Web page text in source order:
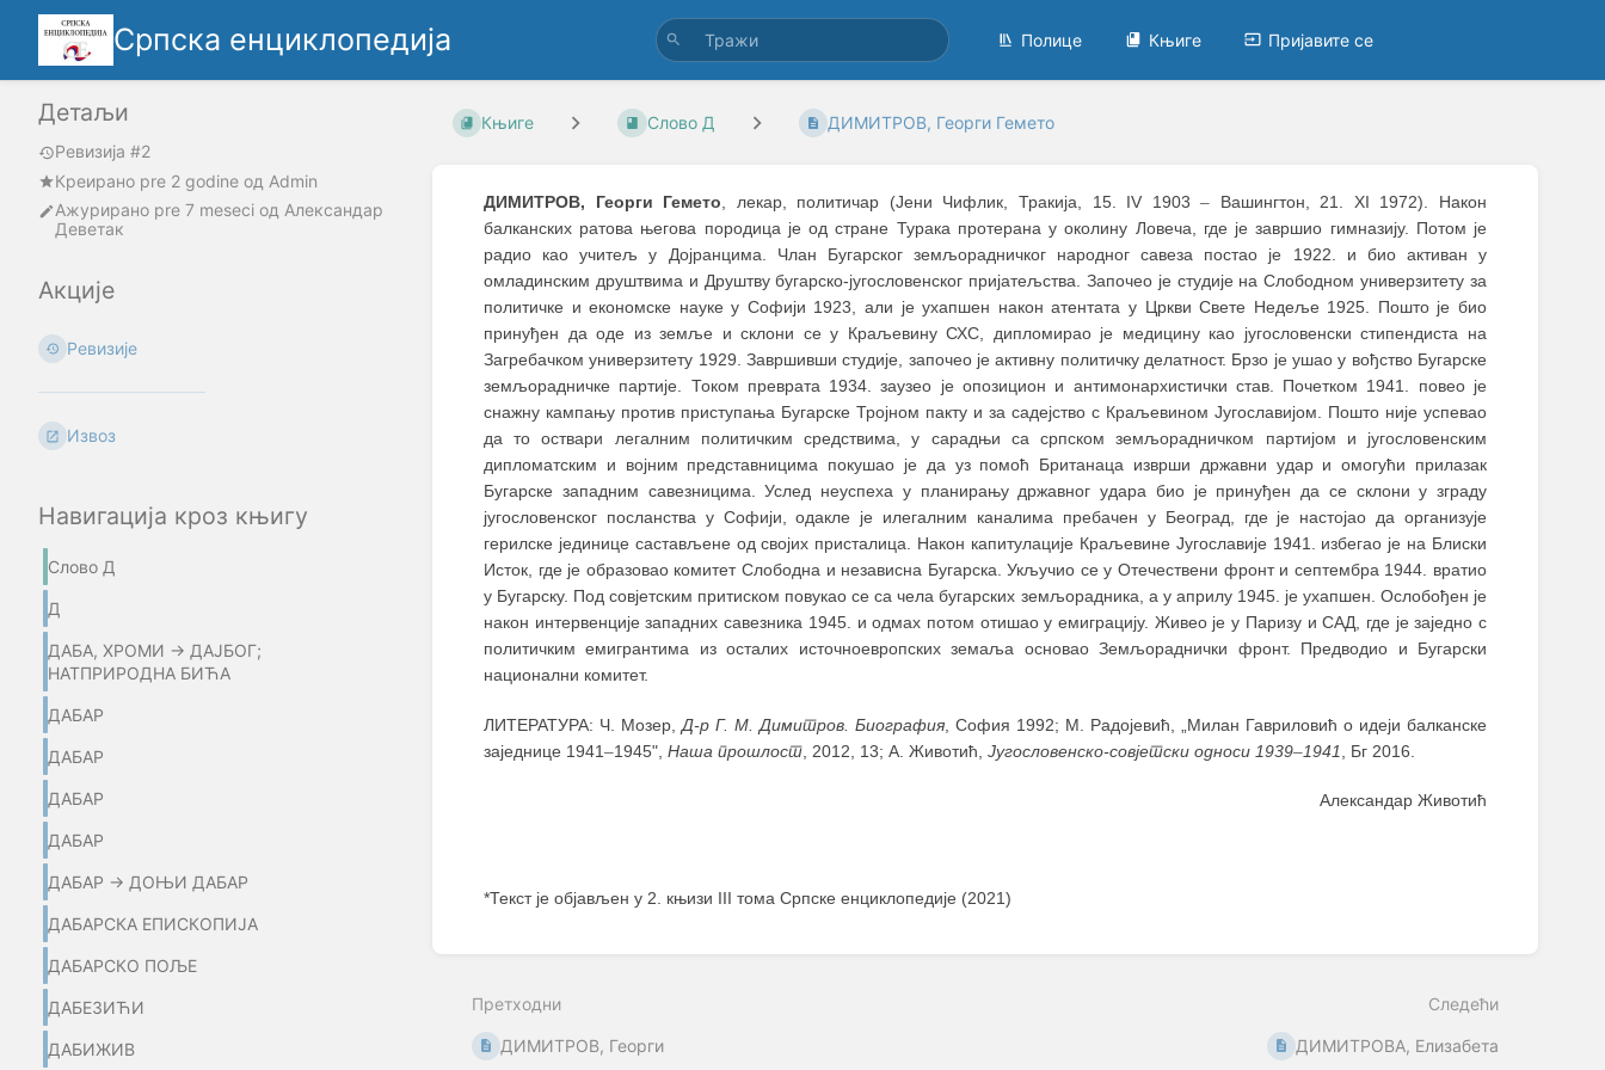
Српска енциклопедија Полице Књиге Пријавите се
Детаљи
Ревизија #2
Креирано pre 2 godine oд Admin
Ажурирано pre 7 meseci од Александар
Деветак
Акције
Ревизије
Извоз
Навигација кроз књигу
Слово Д
Д
ДАБА, ХРОМИ → ДАЈБОГ;
НАТПРИРОДНА БИЋА
ДАБАР
ДАБАР
ДАБАР
ДАБАР
ДАБАР → ДОЊИ ДАБАР
ДАБАРСКА ЕПИСКОПИЈА
ДАБАРСКО ПОЉЕ
ДАБЕЗИЋИ
ДАБИЖИВ
Књиге Слово Д ДИМИТРОВ, Георги Гемето
ДИМИТРОВ, Георги Гемето, лекар, политичар (Јени Чифлик, Тракија, 15. IV 1903– Вашингтон, 21. XI 1972). Након
балканских ратова његова породица је од стране Турака протерана у околину Ловеча, где је завршио гимназију. Потом je
радио као учитељ у Дојранцима. Члан Бугарског земљорадничког народног савеза постао je 1922. и био активан у
омладинским друштвима и Друштву бугарско-југословенског пријатељства. Започео је студије на Слободном универзитету за
политичке и економске науке у Софији 1923, али је ухапшен након атентата у Цркви Свете Недеље 1925. Пошто је био
принуђен да оде из земље и склони се у Краљевину СХС, дипломирао је медицину као југословенски стипендиста на
Загребачком универзитету 1929. Завршивши студије, започео је активну политичку делатност. Брзо је ушао у вођство Бугарске
земљорадничке партије. Током преврата 1934. заузео је опозицион и антимонархистички став. Почетком 1941. повео је
снажну кампању против приступања Бугарске Тројном пакту и за садејство с Краљевином Југославијом. Пошто није успевао
да то оствари легалним политичким средствима, у сарадњи са српском земљорадничком партијом и југословенским
дипломатским и војним представницима покушао је да уз помоћ Британаца изврши државни удар и омогући прилазак
Бугарске западним савезницима. Услед неуспеха у планирању државног удара био је принуђен да се склони у зграду
југословенског посланства у Софији, одакле је илегалним каналима пребачен у Београд, где је настојао да организује
герилске јединице састављене од својих присталица. Након капитулације Краљевине Југославије 1941. избегао је на Блиски
Исток, где је образовао комитет Слободна и независна Бугарска. Укључио се у Отечествени фронт и септембра 1944. вратио
у Бугарску. Под совјетским притиском повукао се са чела бугарских земљорадника, а у априлу 1945. је ухапшен. Ослобођен је
након интервенције западних савезника 1945. и одмах потом отишао у емиграцију. Живео је у Паризу и САД, где је заједно с
политичким емигрантима из осталих источноевропских земаља основао Земљораднички фронт. Предводио и Бугарски
национални комитет.
ЛИТЕРАТУРА: Ч. Мозер, Д-р Г. М. Димитров. Биография , София 1992; М. Радојевић, „Милан Гавриловић о идеји балканске
заједнице 1941–1945", Наша прошлост , 2012, 13; А. Животић, Југословенско-совјетски односи 1939–1941 , Бг 2016.
Александар Животић
*Текст је објављен у 2. књизи III тома Српске енциклопедије (2021)
mode
Претходни
ДИМИТРОВ, Георги
Следећи
ДИМИТРОВА, Елизабета